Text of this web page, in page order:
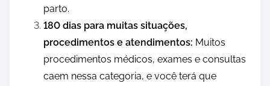
parto.
180 dias para muitas situações,
procedimentos e atendimentos: Muitos
procedimentos médicos, exames e consultas
caem nessa categoria, e você terá que